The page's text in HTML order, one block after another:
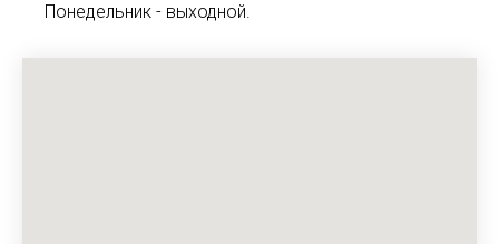
Понедельник - выходной.